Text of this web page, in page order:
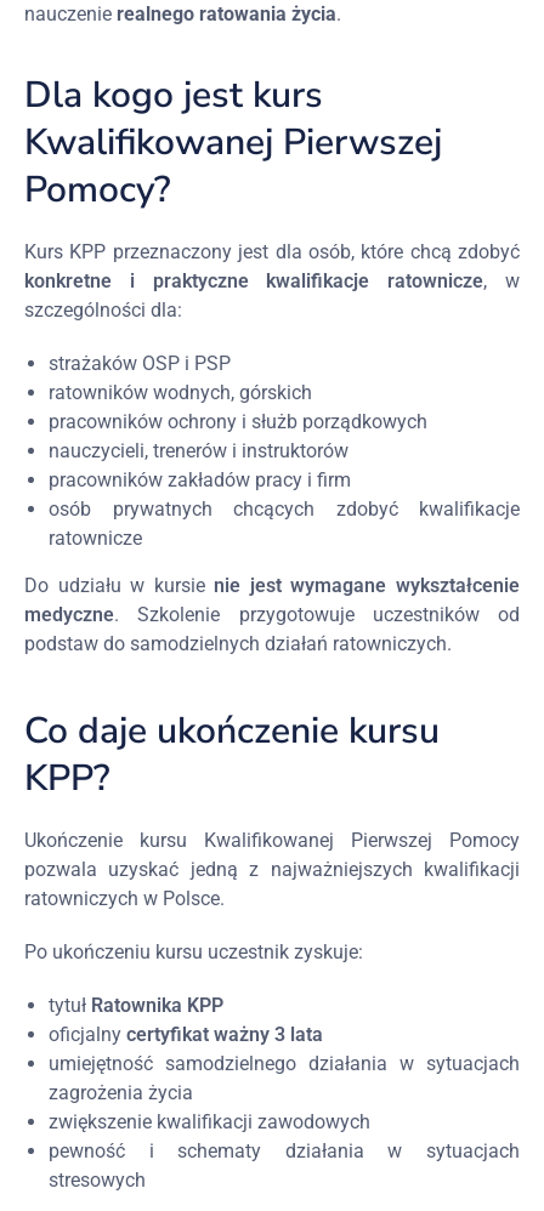
nauczenie realnego ratowania życia.
Dla kogo jest kurs
Kwalifikowanej Pierwszej
Pomocy?
Kurs KPP przeznaczony jest dla osób, które chcą zdobyć
konkretne i praktyczne kwalifikacje ratownicze, w
szczególności dla:
strażaków OSP i PSP
ratowników wodnych, górskich
pracowników ochrony i służb porządkowych
nauczycieli, trenerów i instruktorów
pracowników zakładów pracy i firm
osób prywatnych chcących zdobyć kwalifikacje
ratownicze
Do udziału w kursie nie jest wymagane wykształcenie
medyczne. Szkolenie przygotowuje uczestników od
podstaw do samodzielnych działań ratowniczych.
Co daje ukończenie kursu
KPP?
Ukończenie kursu Kwalifikowanej Pierwszej Pomocy
pozwala uzyskać jedną z najważniejszych kwalifikacji
ratowniczych w Polsce.
Po ukończeniu kursu uczestnik zyskuje:
tytuł Ratownika KPP
oficjalny certyfikat ważny 3 lata
umiejętność samodzielnego działania w sytuacjach
zagrożenia życia
zwiększenie kwalifikacji zawodowych
pewność i schematy działania w sytuacjach
stresowych